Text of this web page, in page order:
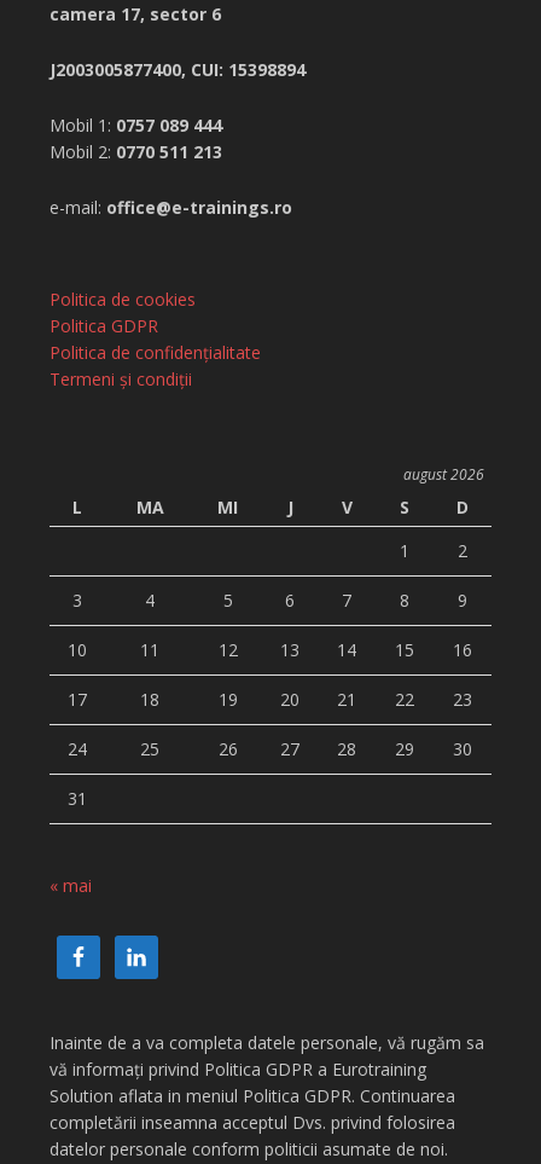
camera 17, sector 6
J2003005877400, CUI: 15398894
Mobil 1: 0757 089 444
Mobil 2: 0770 511 213
e-mail: office@e-trainings.ro
Politica de cookies
Politica GDPR
Politica de confidențialitate
Termeni și condiții
august 2026
L MA MI J V S
D
1
2
3 4 5 6 7 8 9
10 11 12 13 14 15 16
17 18 19 20 21 22 23
24 25 26 27 28 29 30
31
« mai
Inainte de a va completa datele personale, vă rugăm sa
vă informați privind Politica GDPR a Eurotraining
Solution aflata in meniul Politica GDPR. Continuarea
completării inseamna acceptul Dvs. privind folosirea
datelor personale conform politicii asumate de noi.